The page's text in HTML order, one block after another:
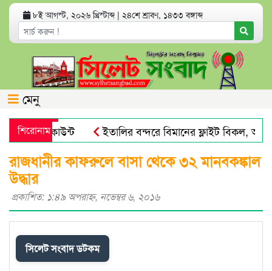
৮ই আগস্ট, ২০২৬ খ্রিস্টাব্দ | ২৪শে শ্রাবণ, ১৪৩৩ বঙ্গাব্দ
মেনু
শিরোনাম
অ্যাকাউন্ট
ইতালির বন্দরে বিমানের ফ্লাইট বিকল,
: এড. জুবায়ের
রাজধানীর কাফরুলে বাসা থেকে ৩২ মানবকঙ্কাল
উদ্ধার
প্রকাশিত: ১:৪৯ অপরাহ্ণ, নভেম্বর ৬, ২০১৬
সিলেট সংবাদ ডটকম